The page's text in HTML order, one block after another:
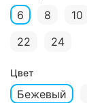
6 8 10
22
24
Цвет
Бежевый